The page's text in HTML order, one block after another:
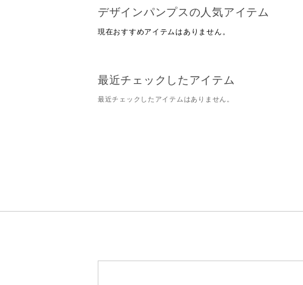
デザインパンプスの人気アイテム
現在おすすめアイテムはありません。
最近チェックしたアイテム
最近チェックしたアイテムはありません。